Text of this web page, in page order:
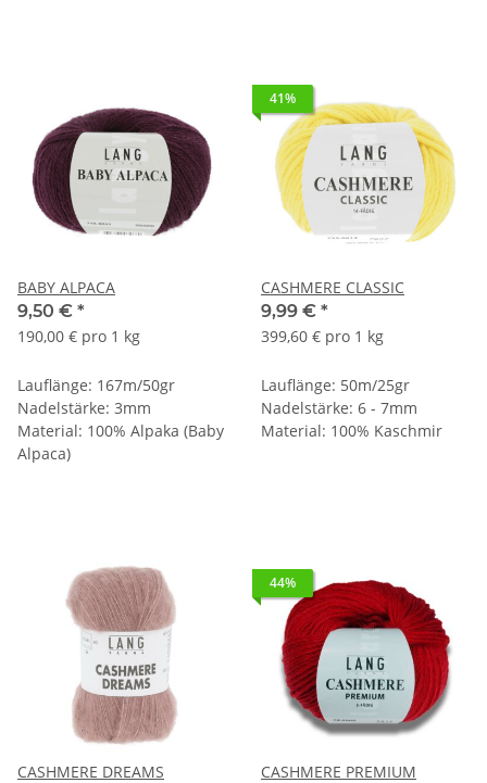
BABY ALPACA
9,50 € *
190,00 € pro 1 kg
Lauflänge: 167m/50gr
Nadelstärke: 3mm
Material: 100% Alpaka (Baby
Alpaca)
41%
CASHMERE CLASSIC
9,99 € *
399,60 € pro 1 kg
Lauflänge: 50m/25gr
Nadelstärke: 6 - 7mm
Material: 100% Kaschmir
CASHMERE DREAMS
44%
CASHMERE PREMIUM